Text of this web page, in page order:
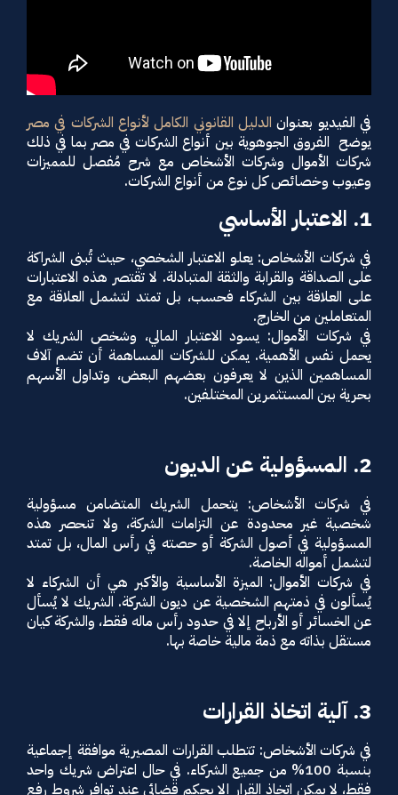
في الفيديو بعنوان الدليل القانوني الكامل لأنواع الشركات في مصر
يوضح الفروق الجوهوية بين أنواع الشركات في مصر بما في ذلك
شركات الأموال وشركات الأشخاص مع شرح مُفصل للمميزات
وعيوب وخصائص كل نوع من أنواع الشركات.
1. الاعتبار الأساسي
في شركات الأشخاص: يعلو الاعتبار الشخصي، حيث تُبنى الشراكة
على الصداقة والقرابة والثقة المتبادلة. لا تقتصر هذه الاعتبارات
على العلاقة بين الشركاء فحسب، بل تمتد لتشمل العلاقة مع
المتعاملين من الخارج.
في شركات الأموال: يسود الاعتبار المالي، وشخص الشريك لا
يحمل نفس الأهمية. يمكن للشركات المساهمة أن تضم آلاف
المساهمين الذين لا يعرفون بعضهم البعض، وتداول الأسهم
بحرية بين المستثمرين المختلفين.
2. المسؤولية عن الديون
في شركات الأشخاص: يتحمل الشريك المتضامن مسؤولية
شخصية غير محدودة عن التزامات الشركة، ولا تنحصر هذه
المسؤولية في أصول الشركة أو حصته في رأس المال، بل تمتد
لتشمل أمواله الخاصة.
في شركات الأموال: الميزة الأساسية والأكبر هي أن الشركاء لا
يُسألون في ذمتهم الشخصية عن ديون الشركة. الشريك لا يُسأل
عن الخسائر أو الأرباح إلا في حدود رأس ماله فقط، والشركة كيان
مستقل بذاته مع ذمة مالية خاصة بها.
3. آلية اتخاذ القرارات
في شركات الأشخاص: تتطلب القرارات المصيرية موافقة إجماعية
بنسبة 100% من جميع الشركاء. في حال اعتراض شريك واحد
فقط، لا يمكن اتخاذ القرار إلا بحكم قضائي عند توافر شروط رفع